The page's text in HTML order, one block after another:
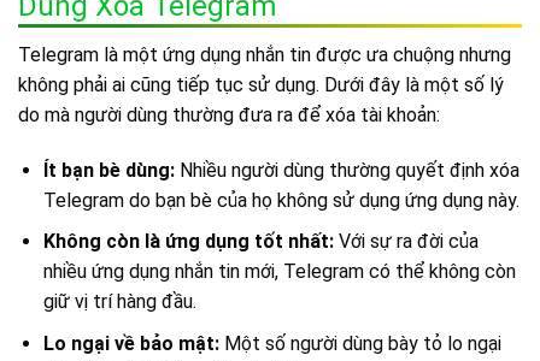
Telegram là một ứng dụng nhắn tin được ưa chuộng nhưng
không phải ai cũng tiếp tục sử dụng. Dưới đây là một số lý
do mà người dùng thường đưa ra để xóa tài khoản:
Ít bạn bè dùng: Nhiều người dùng thường quyết định xóa
Telegram do bạn bè của họ không sử dụng ứng dụng này.
Không còn là ứng dụng tốt nhất: Với sự ra đời của
nhiều ứng dụng nhắn tin mới, Telegram có thể không còn
giữ vị trí hàng đầu.
Lo ngại về bảo mật: Một số người dùng bày tỏ lo ngại